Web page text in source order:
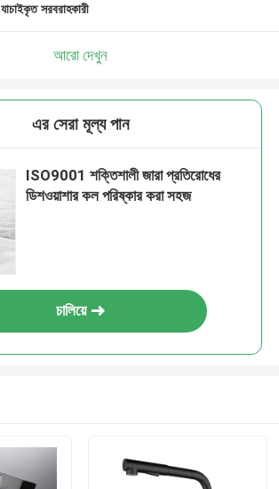
যাচাইকৃত সরবরাহকারী
আরো দেখুন
এর সেরা মূল্য পান
ISO9001 শক্তিশালী জারা প্রতিরোধের
ডিশওয়াশার কল পরিষ্কার করা সহজ
চালিয়ে